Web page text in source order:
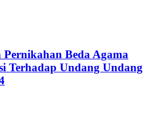
Pernikahan Beda Agama
Terhadap Undang Undang